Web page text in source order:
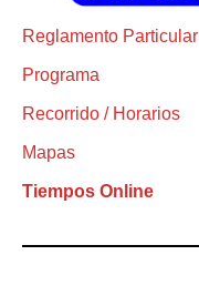
Reglamento Particular
Programa
Recorrido / Horarios
Mapas
Tiempos Online